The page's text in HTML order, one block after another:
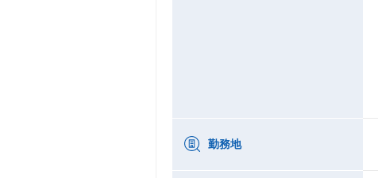
勤務地